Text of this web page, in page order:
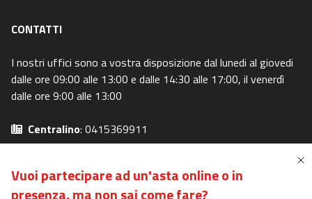
CONTATTI
I nostri uffici sono a vostra disposizione dal lunedi al giovedi
dalle ore 09:00 alle 13:00 e dalle 14:30 alle 17:00, il venerdì
dalle ore 9:00 alle 13:00
Centralino: 0415369911
Email: info@asteavvisi.it
Privacy Policy
Cookie Policy
Preferenze Privacy
I miei diritti
Vuoi partecipare ad un'asta online o in
presenza,ma non sai come fare?